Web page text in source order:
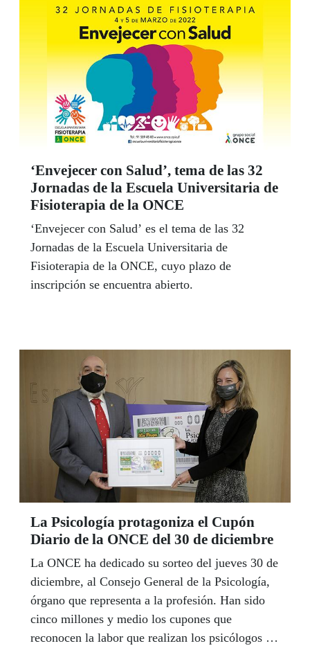
‘Envejecer con Salud’, tema de las 32
Jornadas de la Escuela Universitaria de
Fisioterapia de la ONCE
‘Envejecer con Salud’ es el tema de las 32
Jornadas de la Escuela Universitaria de
Fisioterapia de la ONCE, cuyo plazo de
inscripción se encuentra abierto.
La Psicología protagoniza el Cupón
Diario de la ONCE del 30 de diciembre
La ONCE ha dedicado su sorteo del jueves 30 de
diciembre, al Consejo General de la Psicología,
órgano que representa a la profesión. Han sido
cinco millones y medio los cupones que
reconocen la labor que realizan los psicólogos y